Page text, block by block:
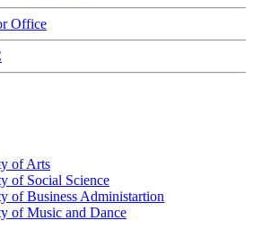
Office
of Arts
of Social Science
of Business Administartion
of Music and Dance